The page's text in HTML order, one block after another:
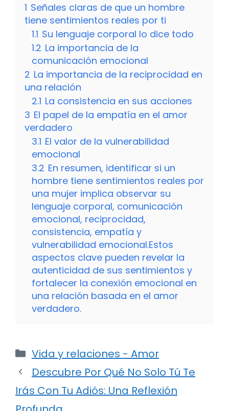
1 Señales claras de que un hombre
tiene sentimientos reales por ti
1.1 Su lenguaje corporal lo dice todo
1.2 La importancia de la
comunicación emocional
2 La importancia de la reciprocidad en
una relación
2.1 La consistencia en sus acciones
3 El papel de la empatía en el amor
verdadero
3.1 El valor de la vulnerabilidad
emocional
3.2 En resumen, identificar si un
hombre tiene sentimientos reales por
una mujer implica observar su
lenguaje corporal, comunicación
emocional, reciprocidad,
consistencia, empatía y
vulnerabilidad emocional.Estos
aspectos clave pueden revelar la
autenticidad de sus sentimientos y
fortalecer la conexión emocional en
una relación basada en el amor
verdadero.
Categorías
Vida y relaciones - Amor
Descubre Por Qué No Solo Tú Te
Irás Con Tu Adiós: Una Reflexión